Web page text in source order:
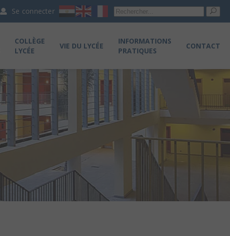
Se connecter
COLLÈGE
LYCÉE
VIE DU LYCÉE
INFORMATIONS
PRATIQUES
CONTACT